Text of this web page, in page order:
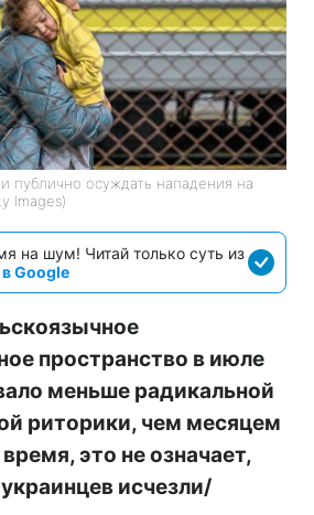
публично осуждать нападения на
Images)
на шум! Читай только суть из
Google
пространство в июле
меньше радикальной
риторики, чем месяцем
это не означает,
исчезли/